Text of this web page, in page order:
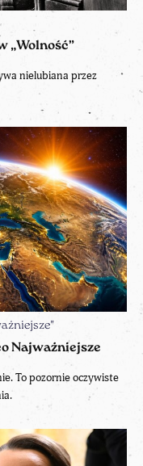
„Wolność”
nielubiana przez
Najważniejsze
To pozornie oczywiste